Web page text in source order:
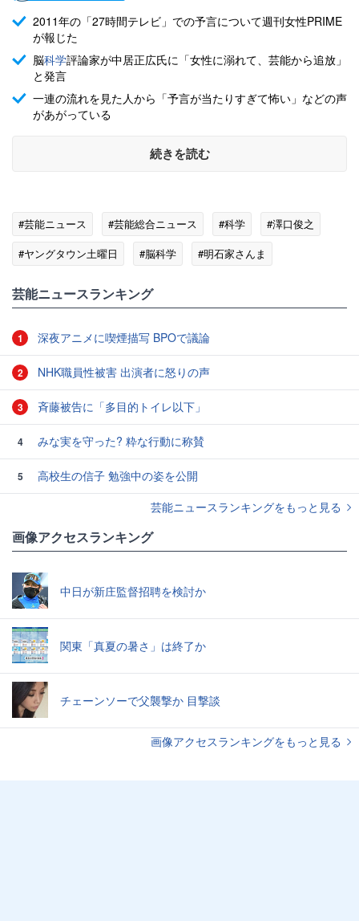
2011年の「27時間テレビ」での予言について週刊女性PRIME
が報じた
脳科学評論家が中居正広氏に「女性に溺れて、芸能から追放」
と発言
一連の流れを見た人から「予言が当たりすぎて怖い」などの声
があがっている
続きを読む
#芸能ニュース #芸能総合ニュース #科学
#澤口俊之
#ヤングタウン土曜日
#脳科学
#明石家さんま
芸能ニュースランキング
1 深夜アニメに喫煙描写 BPOで議論
2 NHK職員性被害 出演者に怒りの声
3 斉藤被告に「多目的トイレ以下」
4 みな実を守った? 粋な行動に称賛
5
高校生の信子 勉強中の姿を公開
芸能ニュースランキングをもっと見る
画像アクセスランキング
中日が新庄監督招聘を検討か
関東「真夏の暑さ」は終了か
チェーンソーで父襲撃か 目撃談
画像アクセスランキングをもっと見る